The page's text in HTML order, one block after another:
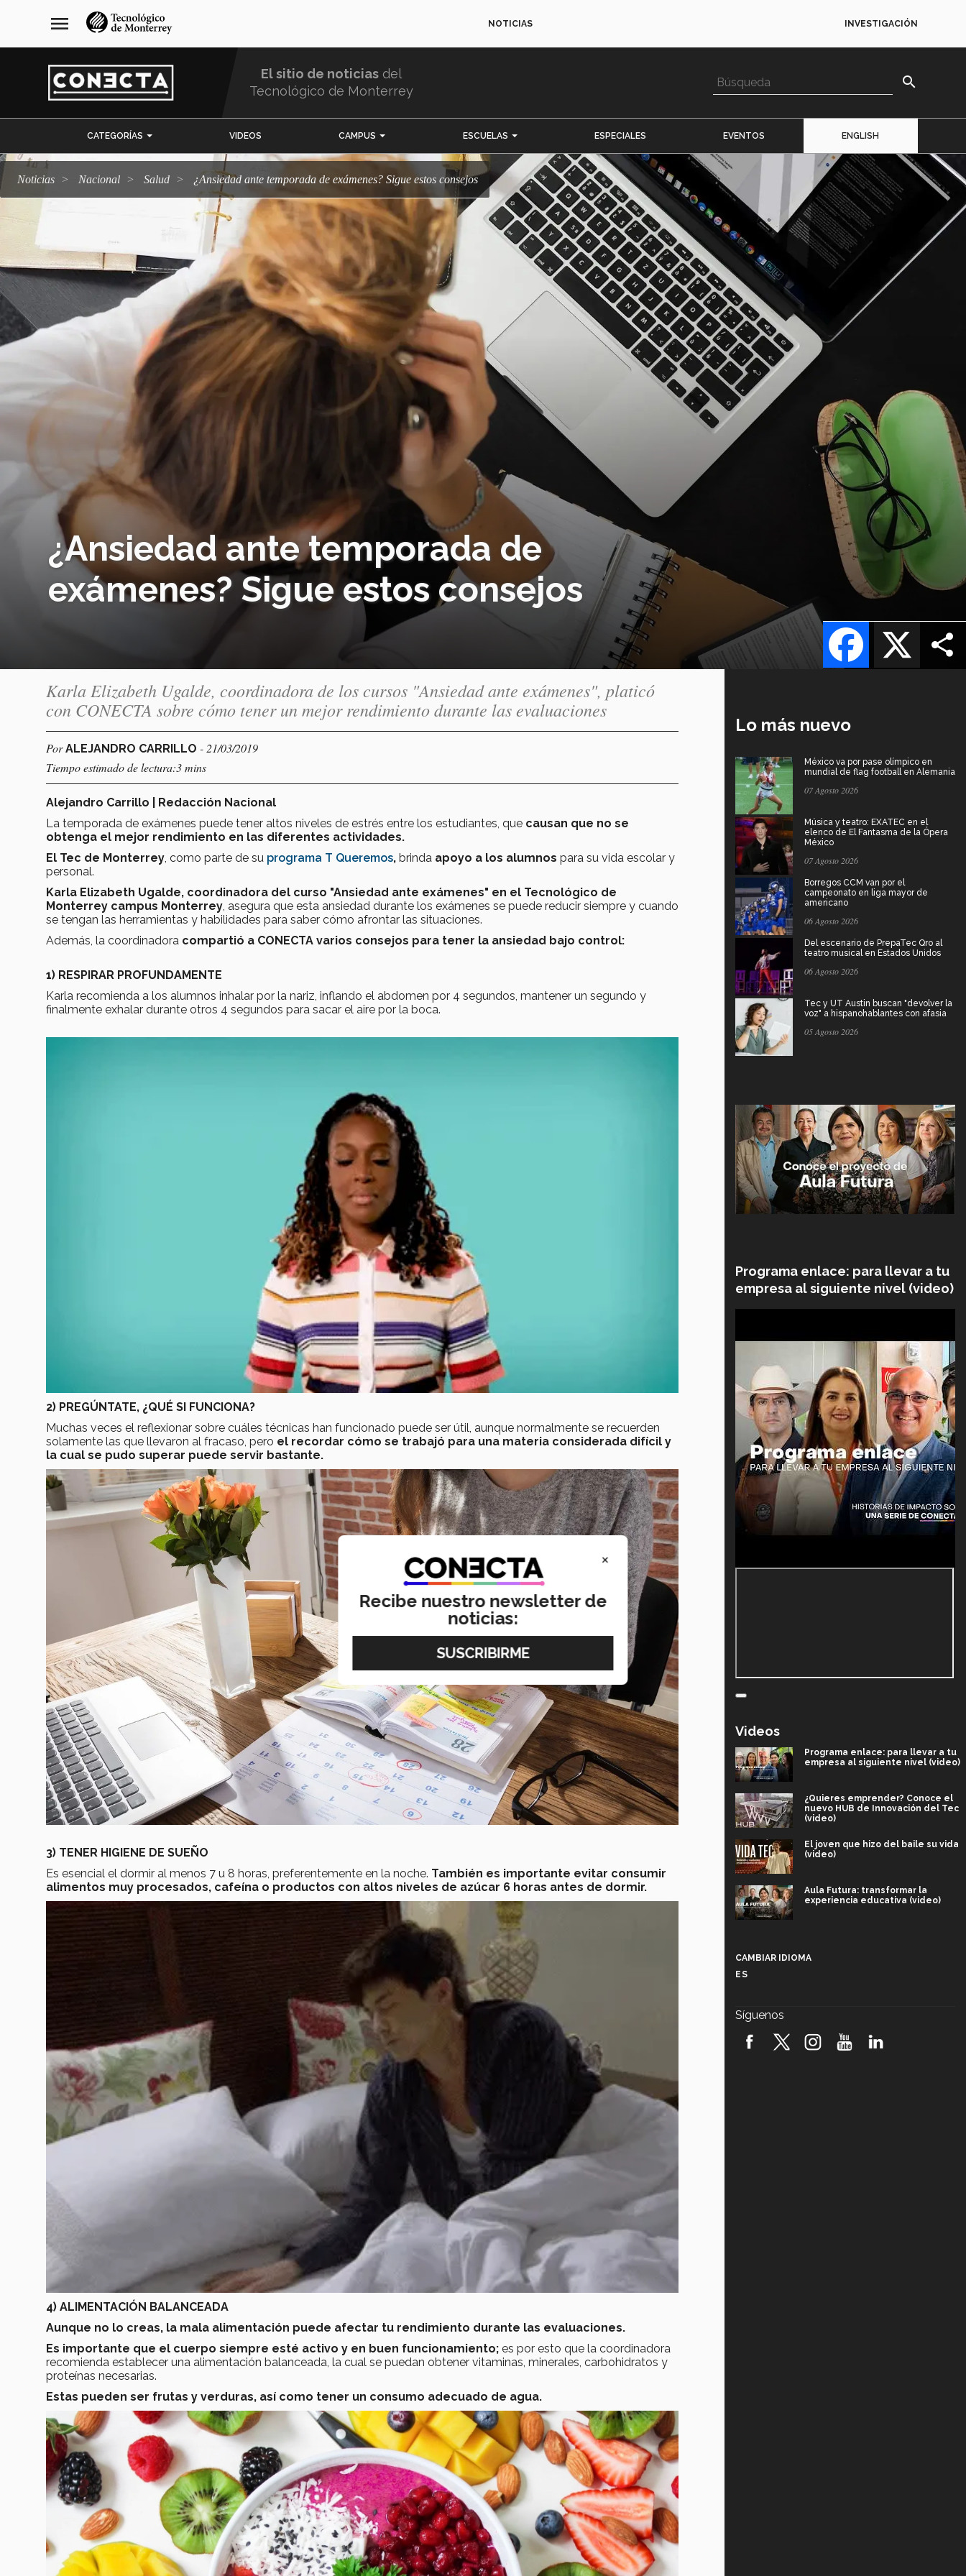
navegación
principal
menu NOTICIAS INVESTIGACIÓN
El sitio de noticias del
Tecnológico de Monterrey
search
CATEGORÍAS VIDEOS CAMPUS ESCUELAS ESPECIALES EVENTOS ENGLISH
Noticias Nacional salud ¿Ansiedad ante temporada de exámenes? Sigue estos consejos
¿Ansiedad ante temporada de
exámenes? Sigue estos consejos
X
Facebook
Karla Elizabeth Ugalde, coordinadora de los cursos "Ansiedad ante exámenes", platicó
con CONECTA sobre cómo tener un mejor rendimiento durante las evaluaciones
PorALEJANDRO CARRILLO - 21/03/2019
Tiempo estimado de lectura:3 mins
Alejandro Carrillo | Redacción Nacional
La temporada de exámenes puede tener altos niveles de estrés entre los estudiantes, que causan que no se
obtenga el mejor rendimiento en las diferentes actividades.
El Tec de Monterrey , como parte de su programa T Queremos, brinda apoyo a los alumnos para su vida escolar y
personal.
Karla Elizabeth Ugalde, coordinadora del curso "Ansiedad ante exámenes" en el Tecnológico de
Monterrey campus Monterrey , asegura que esta ansiedad durante los exámenes se puede reducir siempre y cuando
se tengan las herramientas y habilidades para saber cómo afrontar las situaciones.
Además, la coordinadora compartió a CONECTA varios consejos para tener la ansiedad bajo control:
1) RESPIRAR PROFUNDAMENTE
Karla recomienda a los alumnos inhalar por la nariz, inflando el abdomen por 4 segundos, mantener un segundo y
finalmente exhalar durante otros 4 segundos para sacar el aire por la boca.
2) PREGÚNTATE, ¿QUÉ SI FUNCIONA?
Muchas veces el reflexionar sobre cuáles técnicas han funcionado puede ser útil, aunque normalmente se recuerden
solamente las que llevaron al fracaso, pero el recordar cómo se trabajó para una materia considerada difícil y
la cual se pudo superar puede servir bastante.
3) TENER HIGIENE DE SUEÑO
Es esencial el dormir al menos 7 u 8 horas, preferentemente en la noche. También es importante evitar consumir
alimentos muy procesados, cafeína o productos con altos niveles de azúcar 6 horas antes de dormir.
4) ALIMENTACIÓN BALANCEADA
Aunque no lo creas, la mala alimentación puede afectar tu rendimiento durante las evaluaciones.
Es importante que el cuerpo siempre esté activo y en buen funcionamiento; es por esto que la coordinadora
recomienda establecer una alimentación balanceada, la cual se puedan obtener vitaminas, minerales, carbohidratos y
proteínas necesarias.
Estas pueden ser frutas y verduras, así como tener un consumo adecuado de agua.
Lo más nuevo
México va por pase olímpico en
mundial de flag football en Alemania
07 Agosto 2026
Música y teatro: EXATEC en el
elenco de El Fantasma de la Ópera
México
07 Agosto 2026
Borregos CCM van por el
campeonato en liga mayor de
americano
06 Agosto 2026
Del escenario de PrepaTec Qro al
teatro musical en Estados Unidos
06 Agosto 2026
Tec y UT Austin buscan "devolver la
voz" a hispanohablantes con afasia
05 Agosto 2026
Programa enlace: para llevar a tu
empresa al siguiente nivel (video)
Videos
Programa enlace: para llevar a tu
empresa al siguiente nivel (video)
¿Quieres emprender? Conoce el
nuevo HUB de Innovación del Tec
(video)
El joven que hizo del baile su vida
(video)
Aula Futura: transformar la
experiencia educativa (video)
robótica FIRST 2026! (video)
CAMBIAR IDIOMA
ES
Síguenos
×
Recibe nuestro newsletter de
noticias: